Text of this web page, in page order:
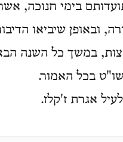
בימי חנוכה,
ובאופן שיביאו
במשך כל השנה
בכל האמור.
אגרת ז'קלז.